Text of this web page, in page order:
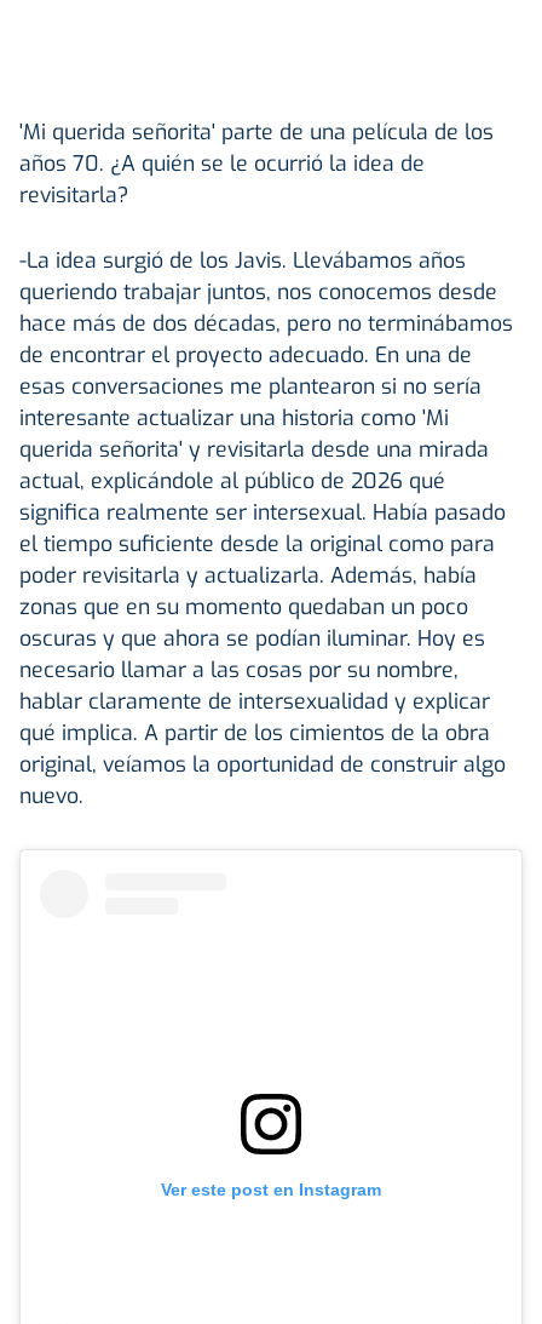
'Mi querida señorita' parte de una película de los
años 70. ¿A quién se le ocurrió la idea de
revisitarla?
-La idea surgió de los Javis. Llevábamos años
queriendo trabajar juntos, nos conocemos desde
hace más de dos décadas, pero no terminábamos
de encontrar el proyecto adecuado. En una de
esas conversaciones me plantearon si no sería
interesante actualizar una historia como 'Mi
querida señorita' y revisitarla desde una mirada
actual, explicándole al público de 2026 qué
significa realmente ser intersexual. Había pasado
el tiempo suficiente desde la original como para
poder revisitarla y actualizarla. Además, había
zonas que en su momento quedaban un poco
oscuras y que ahora se podían iluminar. Hoy es
necesario llamar a las cosas por su nombre,
hablar claramente de intersexualidad y explicar
qué implica. A partir de los cimientos de la obra
original, veíamos la oportunidad de construir algo
nuevo.
Ver este post en Instagram